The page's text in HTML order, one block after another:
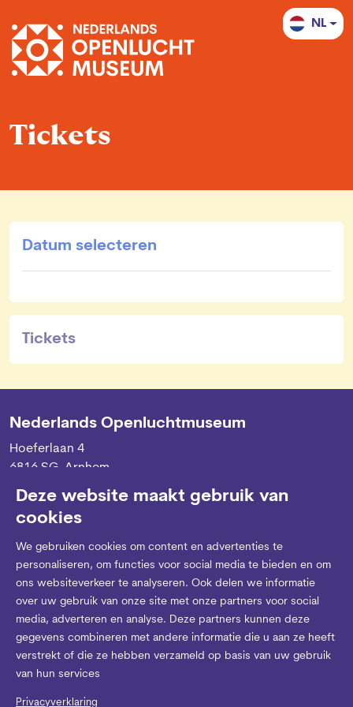
Deze website maakt gebruik van
cookies
We gebruiken cookies om content en advertenties te
personaliseren, om functies voor social media te bieden en om
ons websiteverkeer te analyseren. Ook delen we informatie
over uw gebruik van onze site met onze partners voor social
media, adverteren en analyse. Deze partners kunnen deze
gegevens combineren met andere informatie die u aan ze heeft
verstrekt of die ze hebben verzameld op basis van uw gebruik
van hun services
Privacyverklaring
NL
Tickets
Datum selecteren
Tickets
Nederlands Openluchtmuseum
Hoeferlaan 4
6816 SG, Arnhem
Route en bereikbaarheid
Openingstijden
Steun ons